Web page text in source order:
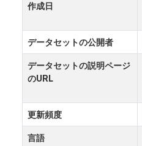
作成日
データセットの公開者
データセットの説明ページ
のURL
更新頻度
言語